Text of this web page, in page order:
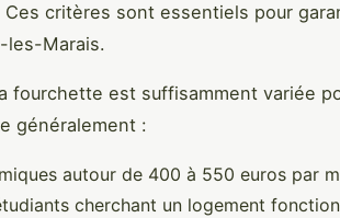
critères sont essentiels pour
les-Marais.
fourchette est suffisamment variée
généralement :
autour de 400 à 550 euros par
cherchant un logement